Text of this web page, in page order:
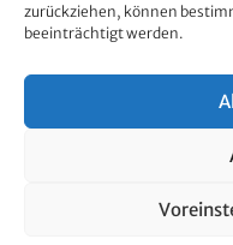
zurückziehen, können
beeinträchtigt werden.
Ing. Werner
Mariazell Online ©
Impressum|